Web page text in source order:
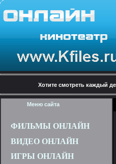
Хотите смотреть каждый
Меню сайта
ФИЛЬМЫ ОНЛАЙН
ВИДЕО ОНЛАЙН
ИГРЫ ОНЛАЙН